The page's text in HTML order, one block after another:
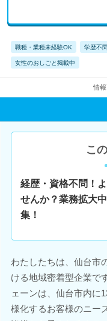
職種・業種未経験OK 学歴不問
女性のおしごと掲載中
情
こ
経歴・資格不問！
せんか？業務拡大
集！
わたしたちは、仙台市
ける地域密着型企業で
ェーンは、仙台市内に
様化するお客様のニー